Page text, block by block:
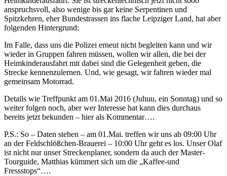
anspruchsvoll, also wenige bis gar keine Serpentinen und
Spitzkehren, eher Bundestrassen ins flache Leipziger Land, hat aber
folgenden Hintergrund:
Im Falle, dass uns die Polizei erneut nicht begleiten kann und wir
wieder in Gruppen fahren müssen, wollen wir allen, die bei der
Heimkinderausfahrt mit dabei sind die Gelegenheit geben, die
Strecke kennenzulernen. Und, wie gesagt, wir fahren wieder mal
gemeinsam Motorrad.
Details wie Treffpunkt am 01.Mai 2016 (Juhuu, ein Sonntag) und so
weiter folgen noch, aber wer Interesse hat kann dies durchaus
bereits jetzt bekunden – hier als Kommentar….
P.S.: So – Daten stehen – am 01.Mai. treffen wir uns ab 09:00 Uhr
an der Feldschlößchen-Brauerei – 10:00 Uhr geht es los. Unser Olaf
ist nicht nur unser Streckenplaner, sondern da auch der Master-
Tourguide, Matthias kümmert sich um die „Kaffee-und
Fressstops“….